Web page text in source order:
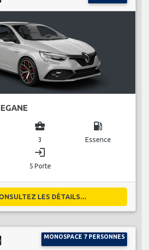
business_center
3
local_gas_station
Essence
login
5 Porte
LES DÉTAILS...
MONOSPACE 7 PERSONNES